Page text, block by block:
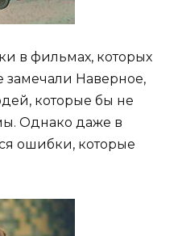
в фильмах, которых
замечали Наверное,
которые бы не
Однако даже в
ошибки, которые